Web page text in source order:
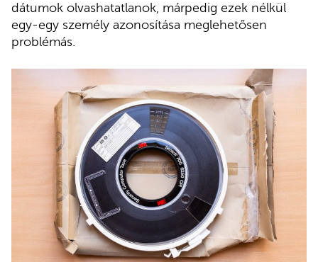
dátumok olvashatatlanok, márpedig ezek nélkül
egy-egy személy azonosítása meglehetősen
problémás.